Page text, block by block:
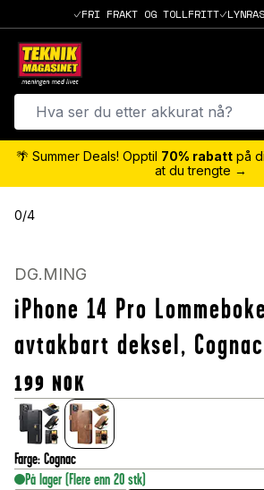
FRI FRAKT OG TOLLFRITT
🌴 Summer Deals! Opptil 70% rabatt på
at du trengte →
0/4
DG.MING
iPhone 14 Pro
avtakbart deksel, Cognac
199 NOK
Farge: Cognac
På lager (Flere enn 20 stk)